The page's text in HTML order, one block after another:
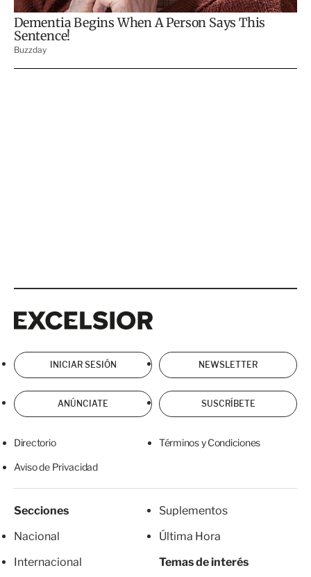
INICIAR SESIÓN NEWSLETTER
ANÚNCIATE SUSCRÍBETE
Directorio Términos y Condiciones
Aviso de Privacidad
Secciones
Nacional
Internacional
Suplementos
Última Hora
Temas de interés